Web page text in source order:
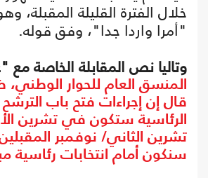
خلال الفترة القليلة المقبلة،
"أمرا واردا جدا"، وفق قوله.
وتاليا نص المقابلة الخاصة مع
المنسق العام للحوار
قال إن إجراءات فتح باب الترشح
الرئاسية ستكون في تشرين
تشرين الثاني/ نوفمبر
سنكون أمام انتخابات رئاسية